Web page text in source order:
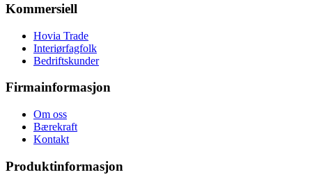
Kommersiell
Hovia Trade
Interiørfagfolk
Bedriftskunder
Firmainformasjon
Om oss
Bærekraft
Kontakt
Produktinformasjon